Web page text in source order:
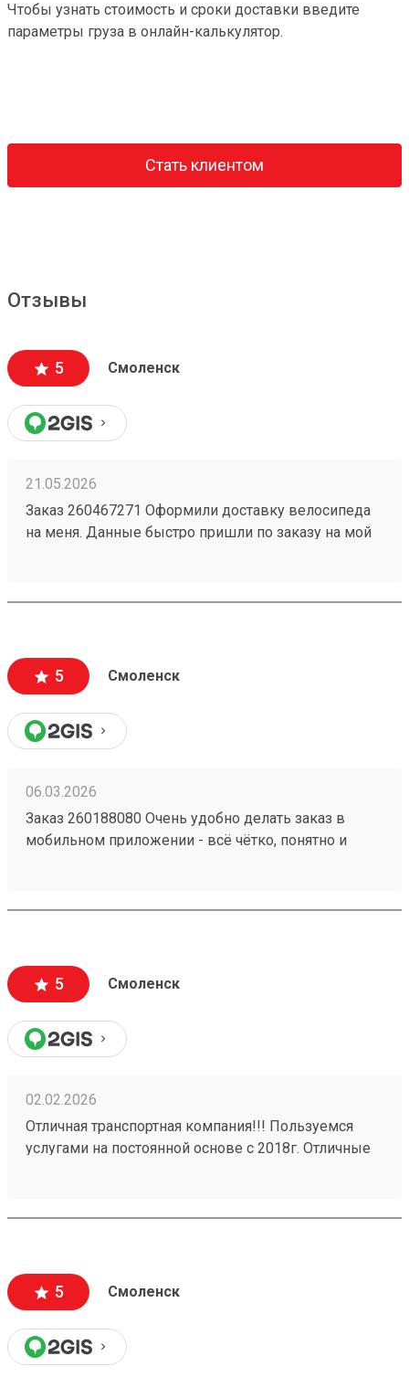
Чтобы узнать стоимость и сроки доставки введите
параметры груза в онлайн-калькулятор.
Стать клиентом
Отзывы
5 Смоленск
21.05.2026
Заказ 260467271 Оформили доставку велосипеда
на меня. Данные быстро пришли по заказу на мой
доставки и из чего. Даже есть телеграмм бот, что
поддержку, моментально ответили, менеджер
отредактировала заказ и все. Все супер
5 Смоленск
06.03.2026
Заказ 260188080 Очень удобно делать заказ в
мобильном приложении - всё чётко, понятно и
сразу видна сумма на оплату. В обозначенное
делается и оплата. Очень удобно и комфортно! А за
бонусную программу - отдельное спасибо!
5 Смоленск
02.02.2026
Отличная транспортная компания!!! Пользуемся
услугами на постоянной основе с 2018г. Отличные
задержек в доставке грузов. Даже присылают
5 Смоленск